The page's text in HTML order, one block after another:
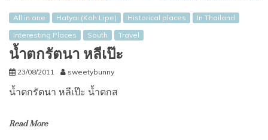
All in one Hatyai (Koh Lipe) Historical places
In Thailand
Interesting Places
South Travel
น้ำตกรัตนา หลีเป๊ะ
23/08/2011 sweetybunny
น้ำตกรัตนา หลีเป๊ะ น้ำตกส
Read More